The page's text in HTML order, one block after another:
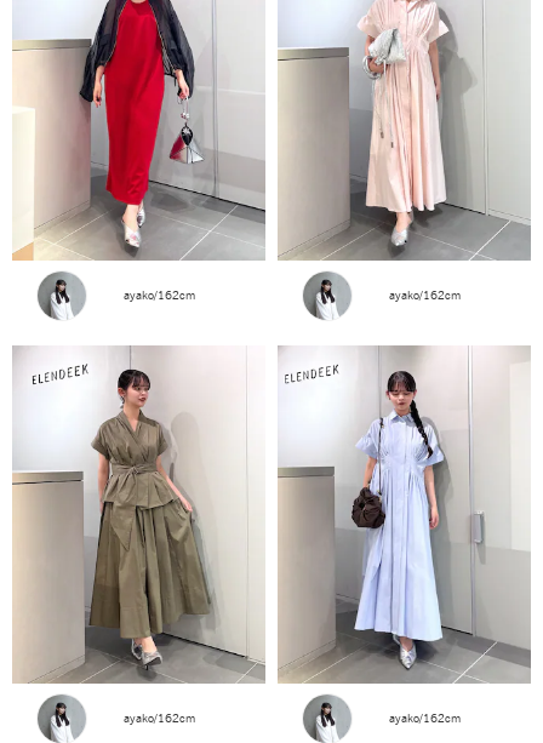
ayako/162cm ayako/162cm
ayako/162cm ayako/162cm